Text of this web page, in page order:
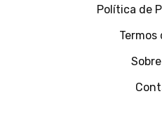
Política de
Termos